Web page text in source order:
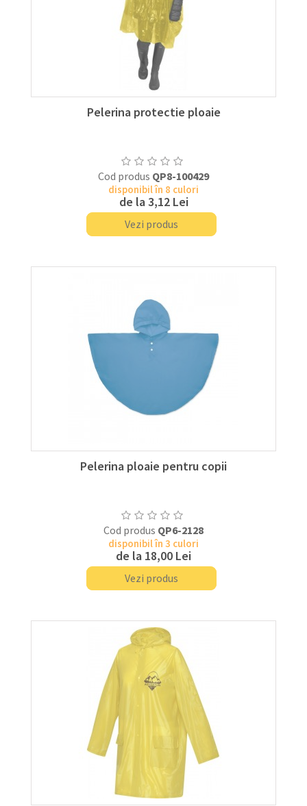
Pelerina protectie ploaie
Cod produs QP8-100429
disponibil în 8 culori
de la 3,12 Lei
Vezi produs
Pelerina ploaie pentru copii
Cod produs QP6-2128
disponibil în 3 culori
de la 18,00 Lei
Vezi produs